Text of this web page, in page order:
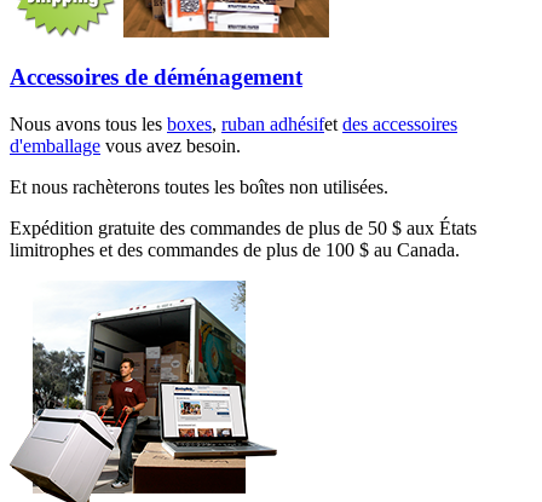
Accessoires de déménagement
Nous avons tous les boxes, ruban adhésifet des accessoires
d'emballage vous avez besoin.
Et nous rachèterons toutes les boîtes non utilisées.
Expédition gratuite des commandes de plus de 50 $ aux États
limitrophes et des commandes de plus de 100 $ au Canada.